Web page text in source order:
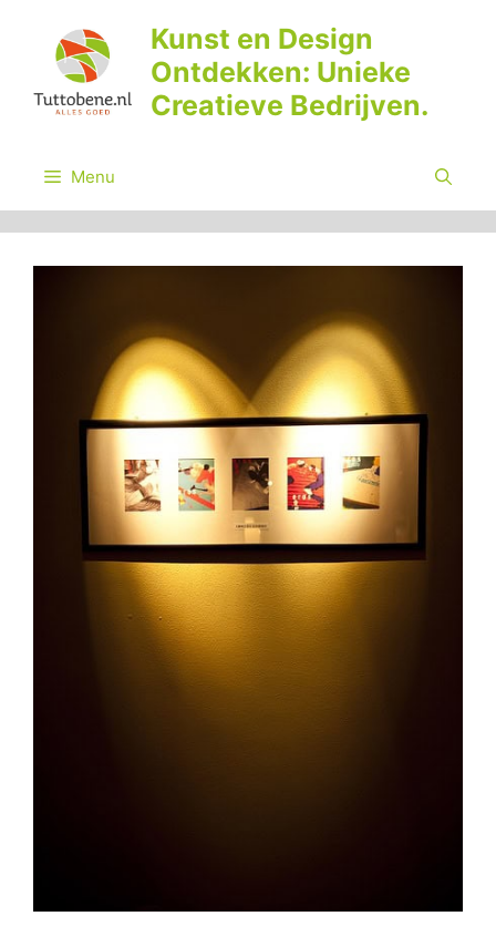
inhoud
Kunst en Design
Ontdekken: Unieke
Creatieve Bedrijven.
Menu